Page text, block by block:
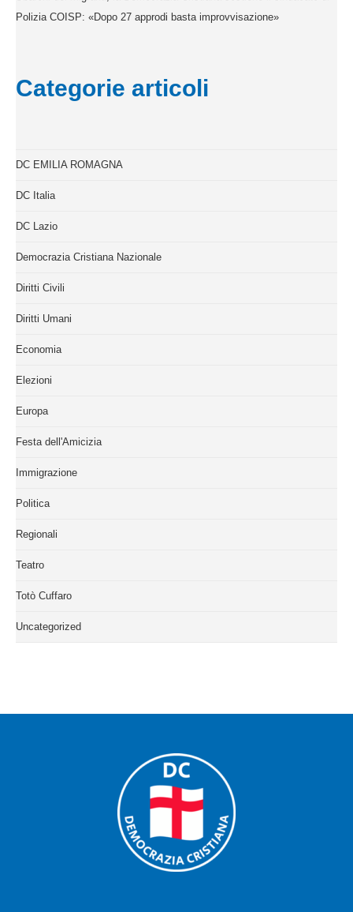
Polizia COISP: «Dopo 27 approdi basta improvvisazione»
Categorie articoli
DC EMILIA ROMAGNA
DC Italia
DC Lazio
Democrazia Cristiana Nazionale
Diritti Civili
Diritti Umani
Economia
Elezioni
Europa
Festa dell'Amicizia
Immigrazione
Politica
Regionali
Teatro
Totò Cuffaro
Uncategorized